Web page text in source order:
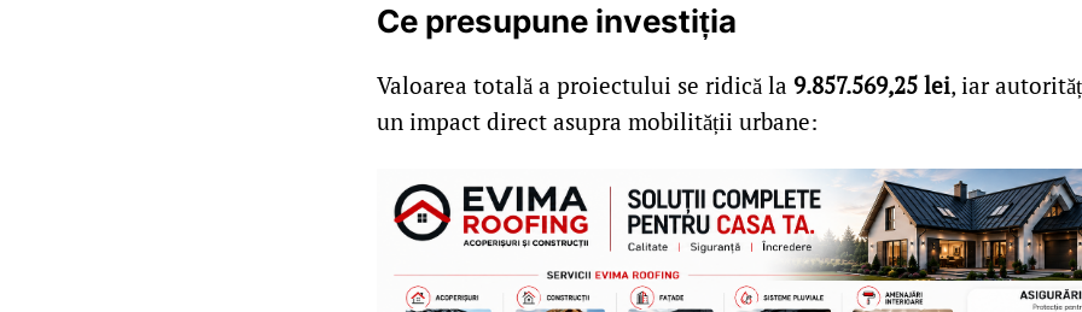
Ce presupune investiția
Valoarea totală a proiectului se ridică la 9.857.569,25 lei, iar
un impact direct asupra mobilității urbane: